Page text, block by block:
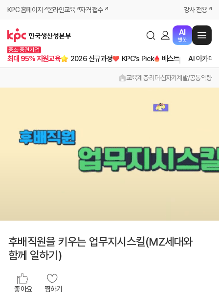
KPC 홈페이지 온라인교육 자격 접수 강사 전용
AI
챗봇
중소·중견기업
최대 95% 지원교육 2026 신규과정 KPC's Pick 베스트 AI 아카데
교육계층·리더십자기계발/공통역량
후배직원을 키우는 업무지시스킬(MZ세대와
함께 일하기)
좋아요 찜하기